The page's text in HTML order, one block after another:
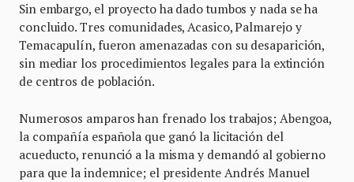
Sin embargo, el proyecto ha dado tumbos y nada se ha
concluido. Tres comunidades, Acasico, Palmarejo y
Temacapulín, fueron amenazadas con su desaparición,
sin mediar los procedimientos legales para la extinción
de centros de población.
Numerosos amparos han frenado los trabajos; Abengoa,
la compañía española que ganó la licitación del
acueducto, renunció a la misma y demandó al gobierno
para que la indemnice; el presidente Andrés Manuel